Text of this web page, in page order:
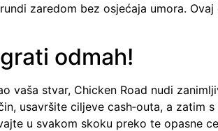
zaredom bez osjećaja umora.
odmah!
vaša stvar, Chicken Road nudi
usavršite ciljeve cash‑outa, a zatim
u svakom skoku preko te opasne